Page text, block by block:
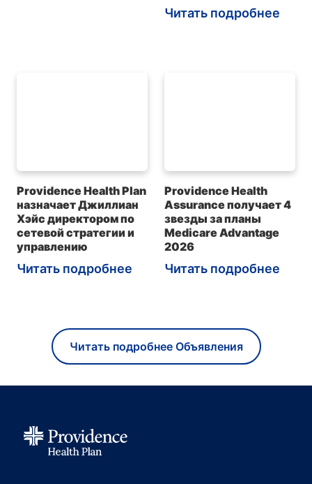
Читать подробнее
Providence Health Plan
назначает Джиллиан
Хэйс директором по
сетевой стратегии и
управлению
Читать подробнее
Providence Health
Assurance получает 4
звезды за планы
Medicare Advantage
2026
Читать подробнее
Читать подробнее Объявления